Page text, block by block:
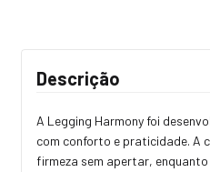
Descrição
A Legging Harmony foi
com conforto e praticidade. A
firmeza sem apertar,